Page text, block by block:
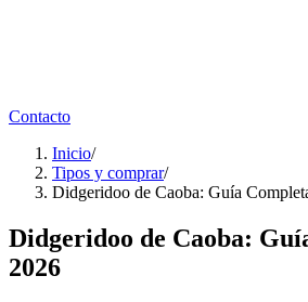
Contacto
Inicio/
Tipos y comprar/
Didgeridoo de Caoba: Guía
Didgeridoo de Caoba:
2026